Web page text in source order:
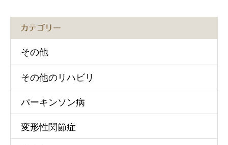
カテゴリー
その他
その他のリハビリ
パーキンソン病
変形性関節症